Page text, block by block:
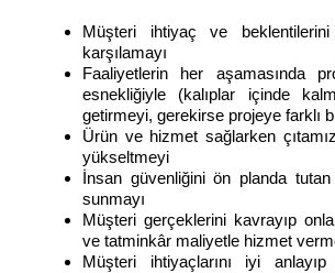
Müşteri ihtiyaç ve
karşılamayı
Faaliyetlerin her aşamasında
esnekliğiyle (kalıplar içinde
getirmeyi, gerekirse projeye farklı
Ürün ve hizmet sağlarken
yükseltmeyi
İnsan güvenliğini ön planda
sunmayı
Müşteri gerçeklerini kavrayıp
ve tatminkâr maliyetle hizmet
Müşteri ihtiyaçlarını iyi anlayıp